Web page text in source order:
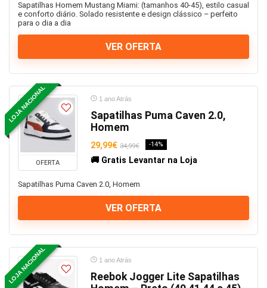
Sapatilhas Homem Mustang Miami: (tamanhos 40-45), estilo casual
e conforto diário. Solado resistente e design clássico – perfeito
para o dia a dia
VER OFERTA
LOJA NACIONAL
OFERTA
1 ano Atrás
Sapatilhas Puma Caven 2.0,
Homem
29,99€ 34,99€ -14%
🚚 Gratis Levantar na Loja
Sapatilhas Puma Caven 2.0, Homem
VER OFERTA
LOJA NACIONAL 1 ano Atrás
Reebok Jogger Lite Sapatilhas